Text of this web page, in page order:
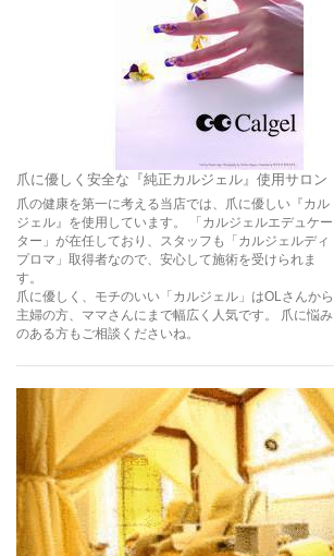
爪に優しく安全な『純正カルジェル』使用サロン
爪の健康を第一に考える当店では、爪に優しい『カル
ジェル』を使用しています。 「カルジェルエデュケー
ター」が在任しており、スタッフも「カルジェルディ
プロマ」取得者なので、安心して施術を受けられま
す。
爪に優しく、モチのいい「カルジェル」はOLさんから
主婦の方、ママさんにまで幅広く人気です。 爪に悩み
のある方もご相談くださいね。